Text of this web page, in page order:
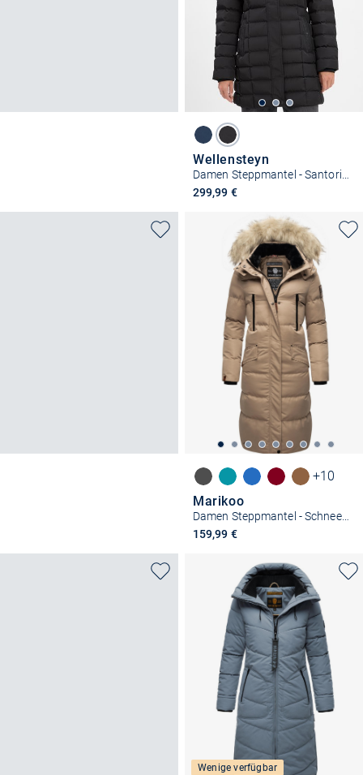
Wellensteyn
Damen Steppmantel - Santorin Long
299,99 €
+10
Marikoo
Damen Steppmantel - Schneesternchen
159,99 €
Wenige verfügbar